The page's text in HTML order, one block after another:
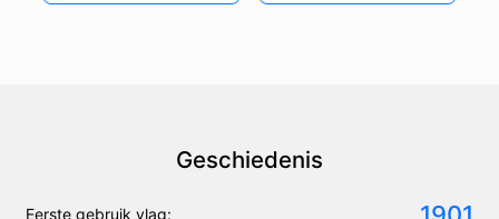
Geschiedenis
Eerste gebruik vlag: